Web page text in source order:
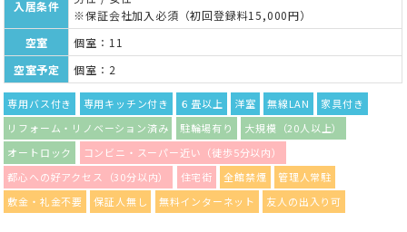
入居条件
※保証会社加入必須（初回登録料15,000円）
空室
個室：11
空室予定
個室：2
専用バス付き 専用キッチン付き ６畳以上 洋室 無線LAN
家具付き
リフォーム・リノベーション済み
駐輪場有り
大規模（20人以上）
オートロック
コンビニ・スーパー近い（徒歩5分以内）
都心への好アクセス（30分以内）
住宅街 全館禁煙
管理人常駐
敷金・礼金不要
保証人無し 無料インターネット 友人の出入り可